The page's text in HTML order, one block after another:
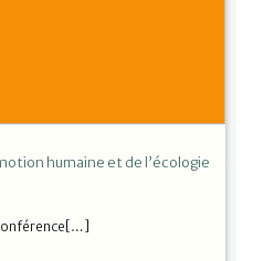
humaine et de l’écologie